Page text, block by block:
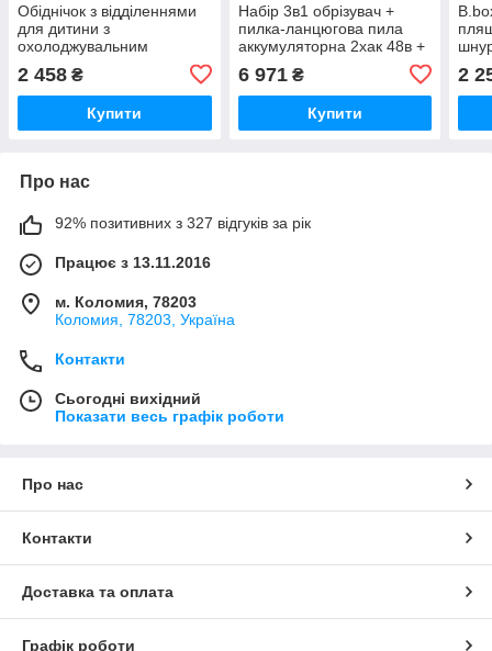
Обіднічок з відділеннями
для дитини з
охолоджувальним
вкладенням "midnight" 3+
бренду B.box
2 458 ₴
Купити
Набір 3в1 обрізувач +
пилка-ланцюгова пила
аккумуляторна 2xак 48в +
6 971₴
Купити
2
Про нас
92% позитивних з 327 відгуків за рік
Працює з 13.11.2016
м. Коломия, 78203
Коломия, 78203, Україна
Контакти
Сьогодні вихідний
Показати весь графік роботи
Про нас
Контакти
Доставка та оплата
Графік роботи